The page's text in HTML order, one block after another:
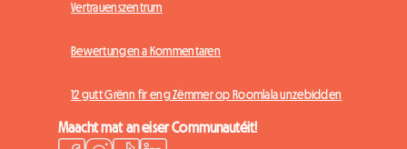
Vertrauenszentrum
Bewertungen a Kommentaren
12 gutt Grënn fir eng Zëmmer op Roomlala unzebidden
Maacht mat an eiser Communautéit!